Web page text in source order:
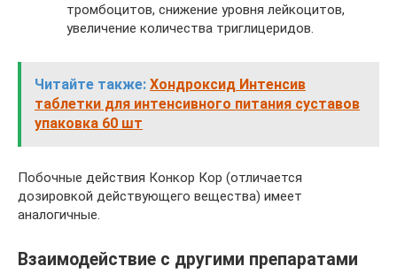
тромбоцитов, снижение уровня лейкоцитов,
увеличение количества триглицеридов.
Читайте также: Хондроксид Интенсив
таблетки для интенсивного питания суставов
упаковка 60 шт
Побочные действия Конкор Кор (отличается
дозировкой действующего вещества) имеет
аналогичные.
Взаимодействие с другими препаратами